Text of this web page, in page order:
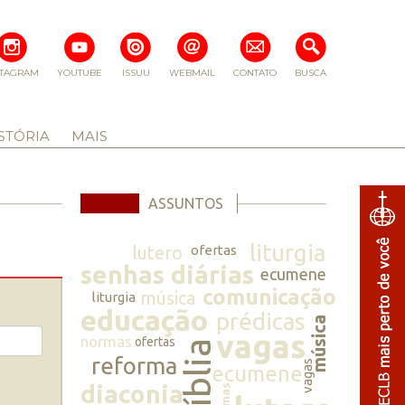
BUSCA
CONTATO
WEBMAIL
ISSUU
YOUTUBE
MAIS
ASSUNTOS
lutero ofertas liturgia
senhas diárias ecumene
liturgia música comunicação
educação prédicasmúsica
normas ofertasbíbliavagas
reforma
diaconia
ecumenevagas